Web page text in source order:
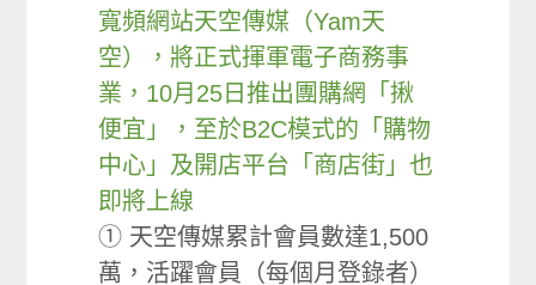
寬頻網站天空傳媒（Yam天
空），將正式揮軍電子商務事
業，10月25日推出團購網「揪
便宜」，至於B2C模式的「購物
中心」及開店平台「商店街」也
即將上線
① 天空傳媒累計會員數達1,500
萬，活躍會員（每個月登錄者）